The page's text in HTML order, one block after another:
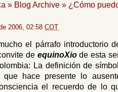
» Blog Archive » ¿Cómo
2006, 02:58 COT
el párrafo introductorio
deequinoXiode esta
La definición de
que hace presente lo
el recuerdo de lo